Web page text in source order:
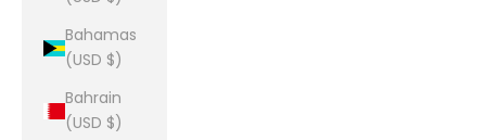
Bahamas
(USD $)
Bahrain
(USD $)